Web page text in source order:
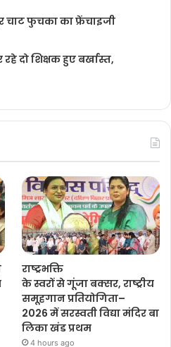
फुचका का फ्रेंचाइजी
दो शिक्षक हुए बर्खास्त,
राष्ट्रभक्ति
के स्वरों से गूंजा बक्सर, राष्ट्रीय
समूहगान प्रतियोगिता–
2026 में सरस्वती विद्या मंदिर बा
लिका खंड प्रथम
4 hours ago